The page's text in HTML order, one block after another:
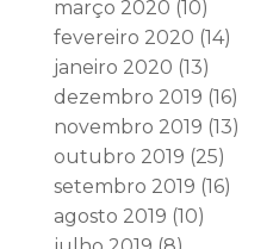
março 2020 (10)
fevereiro 2020 (14)
janeiro 2020 (13)
dezembro 2019 (16)
novembro 2019 (13)
outubro 2019 (25)
setembro 2019 (16)
agosto 2019 (10)